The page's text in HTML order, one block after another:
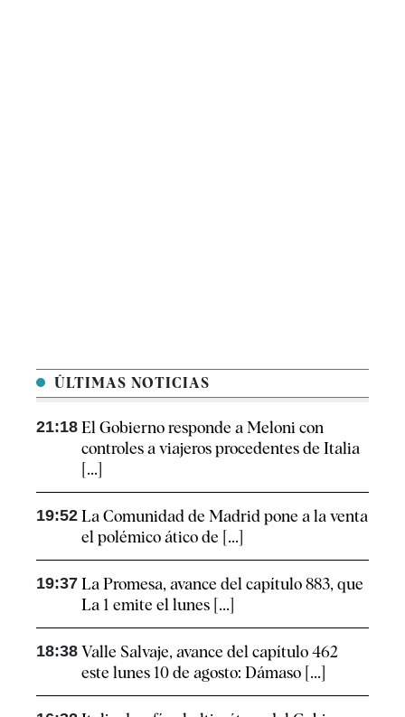
ÚLTIMAS NOTICIAS
21:18 El Gobierno responde a Meloni con
controles a viajeros procedentes de Italia
[...]
19:52 La Comunidad de Madrid pone a la venta
el polémico ático de [...]
19:37 La Promesa, avance del capítulo 883, que
La 1 emite el lunes [...]
18:38 Valle Salvaje, avance del capítulo 462
este lunes 10 de agosto: Dámaso [...]